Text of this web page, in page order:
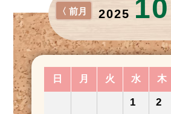
2025 10
〈 前月
日 月 火 水 木
1 2